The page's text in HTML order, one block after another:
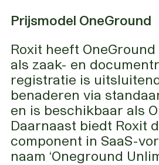
Prijsmodel OneGround
Roxit heeft
als zaak- en
registratie is
benaderen via
en is beschikbaar als
Daarnaast biedt Roxit
component in SaaS-
naam ‘Oneground